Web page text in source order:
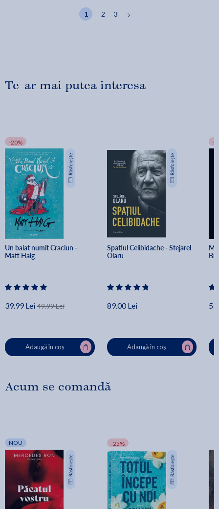
1 2 3
Te-ar mai putea interesa
-20%
Un baiat numit Craciun -
Matt Haig
39.99 Lei 49.99 Lei
Adaugă în coș
Spatiul Celibidache - Stejarel
Olaru
89.00 Lei
Adaugă în coș
-
Acum se comandă
NOU -25%